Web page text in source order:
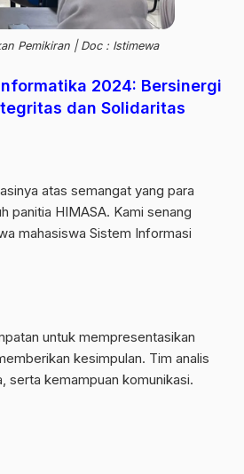
Pemikiran | Doc : Istimewa
2024: Bersinergi
dan Solidaritas
atas semangat yang para
panitia HIMASA. Kami senang
mahasiswa Sistem Informasi
untuk mempresentasikan
kesimpulan. Tim analis
serta kemampuan komunikasi.